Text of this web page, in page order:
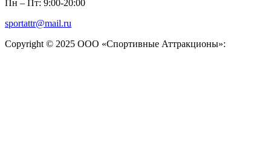
Пн – Пт: 9:00-20:00
sportattr@mail.ru
Copyright © 2025 ООО «Спортивные Аттракционы»: